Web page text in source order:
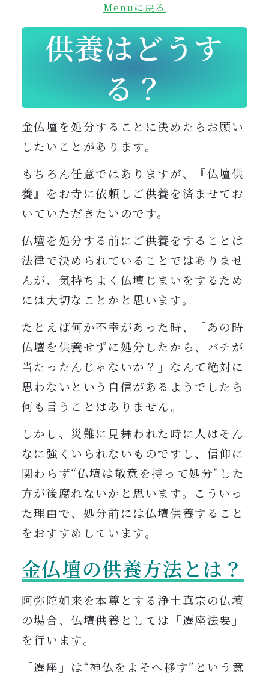
Menuに戻る
供養はどうす
る？
金仏壇を処分することに決めたらお願い
したいことがあります。
もちろん任意ではありますが、『仏壇供
養』をお寺に依頼しご供養を済ませてお
いていただきたいのです。
仏壇を処分する前にご供養をすることは
法律で決められていることではありませ
んが、気持ちよく仏壇じまいをするため
には大切なことかと思います。
たとえば何か不幸があった時、「あの時
仏壇を供養せずに処分したから、バチが
当たったんじゃないか？」なんて絶対に
思わないという自信があるようでしたら
何も言うことはありません。
しかし、災難に見舞われた時に人はそん
なに強くいられないものですし、信仰に
関わらず“仏壇は敬意を持って処分”した
方が後腐れないかと思います。こういっ
た理由で、処分前には仏壇供養すること
をおすすめしています。
金仏壇の供養方法とは？
阿弥陀如来を本尊とする浄土真宗の仏壇
の場合、仏壇供養としては「遷座法要」
を行います。
「遷座」は“神仏をよそへ移す”という意